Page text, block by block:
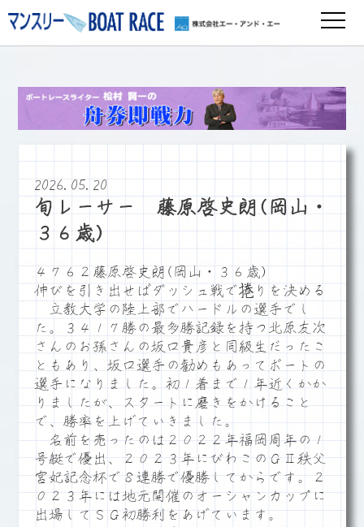
2026.05.20
旬レーサー 藤原啓史朗(岡山・
３６歳)
４７６２藤原啓史朗(岡山・３６歳)
伸びを引き出せばダッシュ戦で捲りを決める
立教大学の陸上部でハードルの選手でし
た。３４１７勝の最多勝記録を持つ北原友次
さんのお孫さんの坂口貴彦と同級生だったこ
ともあり、坂口選手の勧めもあってボートの
選手になりました。初１着まで１年近くかか
りましたが、スタートに磨きをかけること
で、勝率を上げていきました。
名前を売ったのは２０２２年福岡周年の１
号艇で優出、２０２３年にびわこのＧⅡ秩父
宮妃記念杯で８連勝で優勝してからです。２
０２３年には地元開催のオーシャンカップに
出場してＳＧ初勝利をあげています。